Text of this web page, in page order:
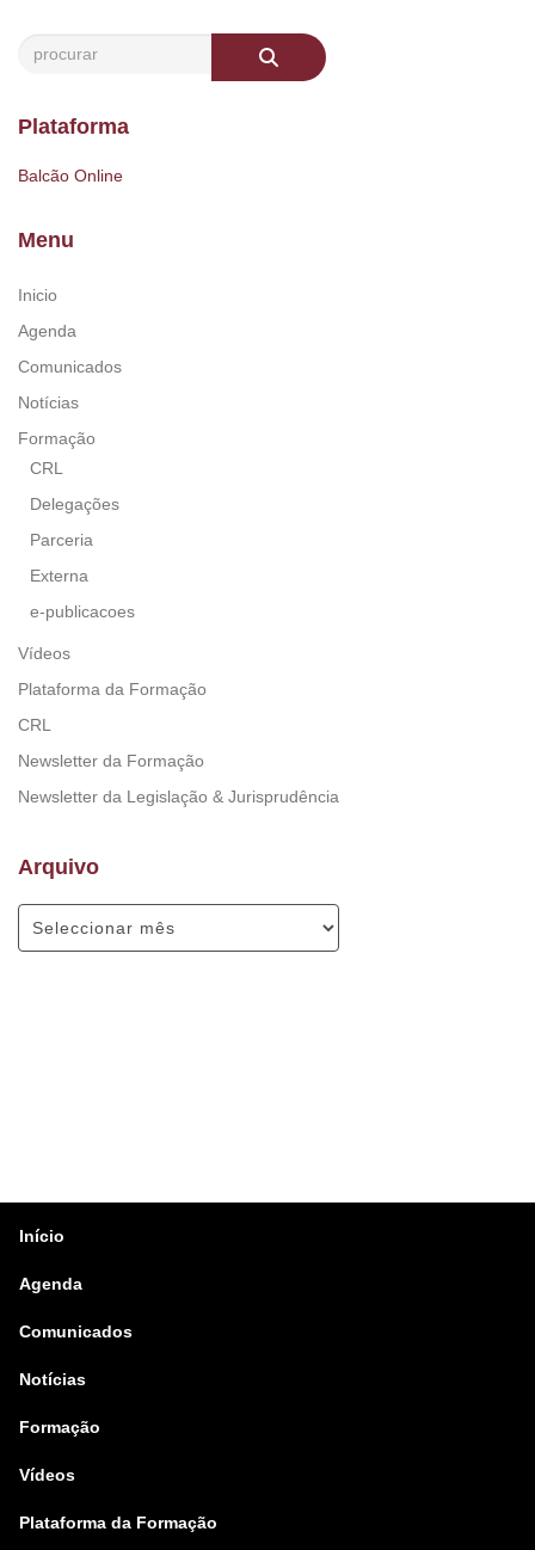
Plataforma
Balcão Online
Menu
Inicio
Agenda
Comunicados
Notícias
Formação
CRL
Delegações
Parceria
Externa
e-publicacoes
Vídeos
Plataforma da Formação
CRL
Newsletter da Formação
Newsletter da Legislação & Jurisprudência
Arquivo
Início
Agenda
Comunicados
Notícias
Formação
Vídeos
Plataforma da Formação